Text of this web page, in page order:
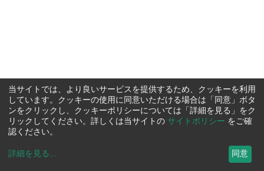
当サイトでは、より良いサービスを提供するため、クッキーを利用
しています。クッキーの使用に同意いただける場合は「同意」ボタ
ンをクリックし、クッキーポリシーについては「詳細を見る」をク
リックしてください。詳しくは当サイトの サイトポリシー をご確
認ください。
詳細を見る ... 同意